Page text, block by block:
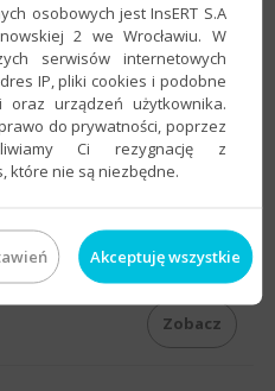
Zobacz
osobowych jest InsERT S.A
2 we Wrocławiu. W
serwisów internetowych
IP, pliki cookies i podobne
oraz urządzeń użytkownika.
do prywatności, poprzez
Ci rezygnację z
które nie są niezbędne.
Akceptuję wszystkie